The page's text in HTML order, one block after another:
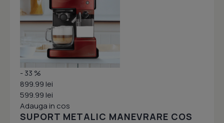
- 33 %
899.99 lei
599.99 lei
Adauga in cos
SUPORT METALIC MANEVRARE COS